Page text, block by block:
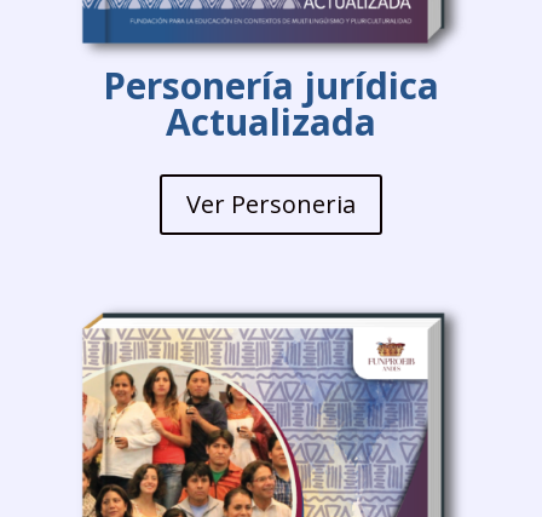
Personería jurídica
Actualizada
Ver Personeria